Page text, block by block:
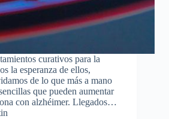
curativos para la
la esperanza de ellos,
de lo que más a mano
que pueden aumentar
con alzhéimer. Llegados…